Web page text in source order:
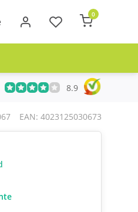
0
Meer dan 20 jaar Telecom
8.9
EAN: 4023125030673